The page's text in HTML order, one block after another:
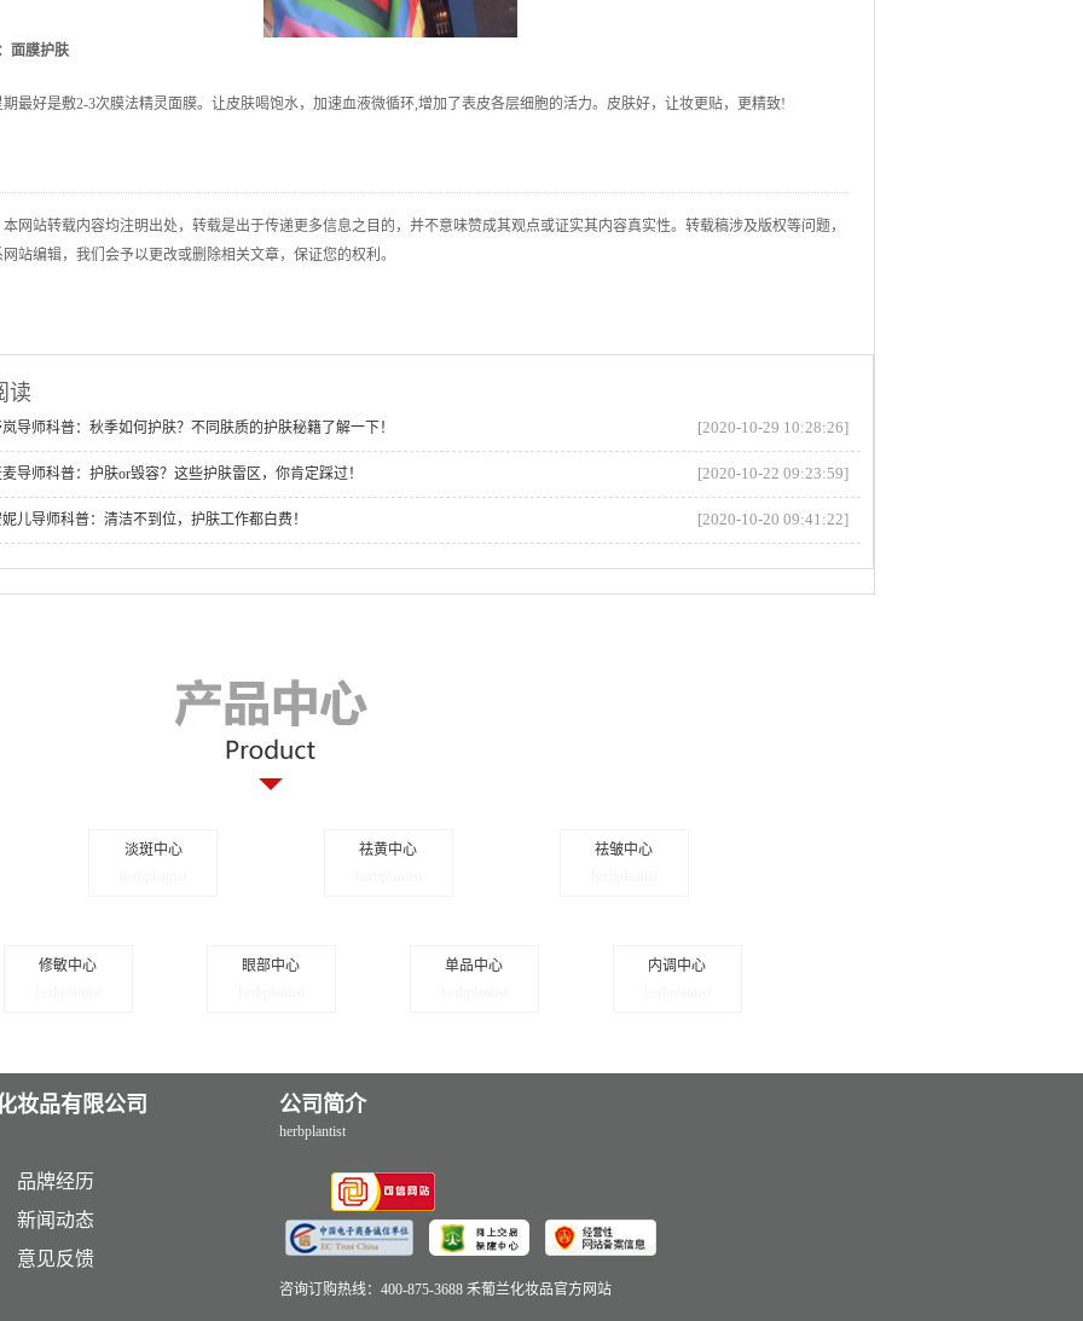
面膜护肤
好是敷2-3次膜法精灵面膜。让皮肤喝饱水，加速血液微循环,增加了表皮各层细胞的活力。皮肤好，让妆更贴，更精致!
网站转载内容均注明出处，转载是出于传递更多信息之目的，并不意味赞成其观点或证实其内容真实性。转载稿涉及版权等问题，
站编辑，我们会予以更改或删除相关文章，保证您的权利。
读
导师科普：秋季如何护肤？不同肤质的护肤秘籍了解一下！ [2020-10-29 10:28:26]
导师科普：护肤or毁容？这些护肤雷区，你肯定踩过！ [2020-10-22 09:23:59]
儿导师科普：清洁不到位，护肤工作都白费！ [2020-10-20 09:41:22]
淡斑中心
祛黄中心
祛皱中心
修敏中心
眼部中心
单品中心
内调中心
妆品有限公司
品牌经历
新闻动态
意见反馈
公司简介
herbplantist
咨询订购热线：400-875-3688 禾葡兰化妆品官方网站